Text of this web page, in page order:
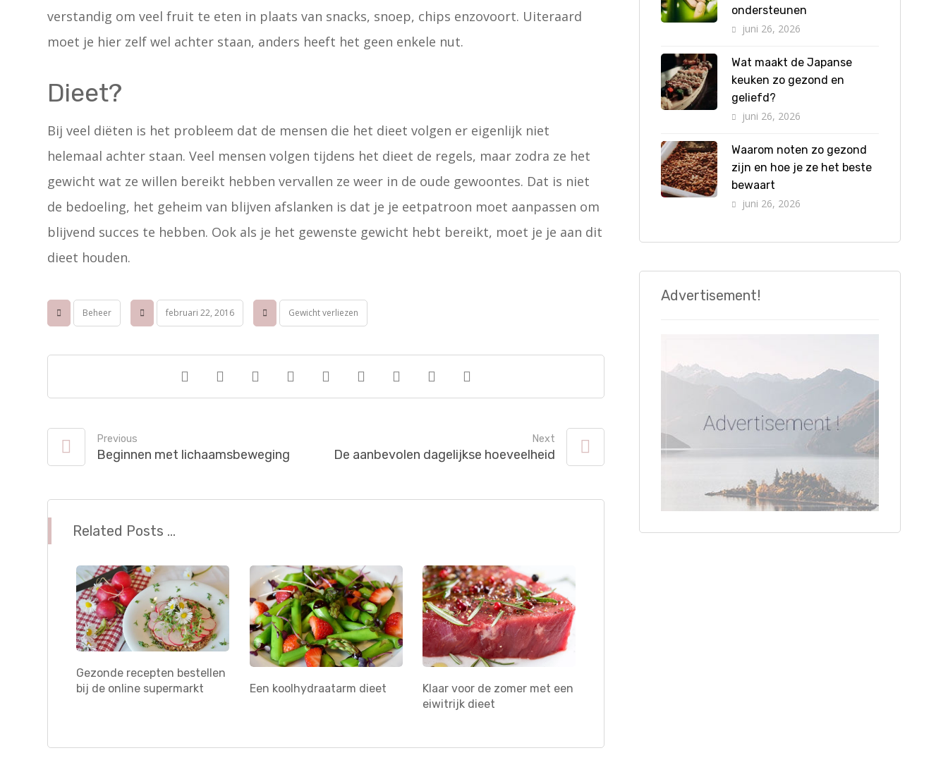
verstandig om veel fruit te eten in plaats van snacks, snoep, chips enzovoort. Uiteraard
moet je hier zelf wel achter staan, anders heeft het geen enkele nut.
Dieet?
Bij veel diëten is het probleem dat de mensen die het dieet volgen er eigenlijk niet
helemaal achter staan. Veel mensen volgen tijdens het dieet de regels, maar zodra ze het
gewicht wat ze willen bereikt hebben vervallen ze weer in de oude gewoontes. Dat is niet
de bedoeling, het geheim van blijven afslanken is dat je je eetpatroon moet aanpassen om
blijvend succes te hebben. Ook als je het gewenste gewicht hebt bereikt, moet je je aan dit
dieet houden.
Beheer februari 22, 2016 Gewicht verliezen
Previous
Beginnen met lichaamsbeweging
Next
De aanbevolen dagelijkse hoeveelheid
Related Posts ...
Gezonde recepten bestellen
bij de online supermarkt
Een koolhydraatarm dieet
Klaar voor de zomer met een
eiwitrijk dieet
ondersteunen
juni 26, 2026
Wat maakt de Japanse
keuken zo gezond en
geliefd?
juni 26, 2026
Waarom noten zo gezond
zijn en hoe je ze het beste
bewaart
juni 26, 2026
Advertisement!